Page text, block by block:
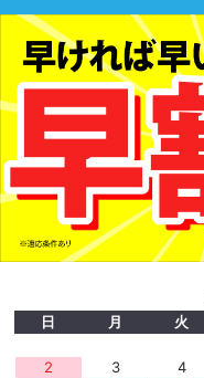
日
月 火
2
3 4